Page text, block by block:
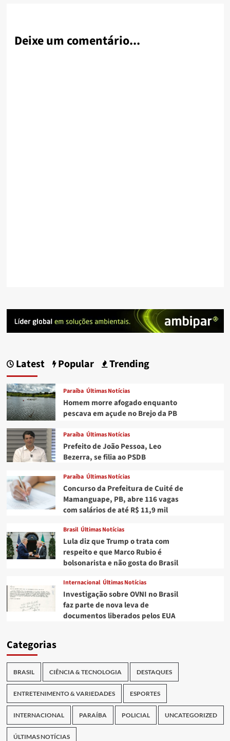
Deixe um comentário...
Latest Popular Trending
Paraíba Últimas Notícias
Homem morre afogado enquanto
pescava em açude no Brejo da PB
Paraíba Últimas Notícias
Prefeito de João Pessoa, Leo
Bezerra, se filia ao PSDB
Paraíba Últimas Notícias
Concurso da Prefeitura de Cuité de
Mamanguape, PB, abre 116 vagas
com salários de até R$ 11,9 mil
Brasil Últimas Notícias
Lula diz que Trump o trata com
respeito e que Marco Rubio é
bolsonarista e não gosta do Brasil
Internacional Últimas Notícias
Investigação sobre OVNI no Brasil
faz parte de nova leva de
documentos liberados pelos EUA
Categorias
BRASIL CIÊNCIA & TECNOLOGIA DESTAQUES
ENTRETENIMENTO & VARIEDADES ESPORTES
INTERNACIONAL PARAÍBA POLICIAL UNCATEGORIZED
ÚLTIMAS NOTÍCIAS